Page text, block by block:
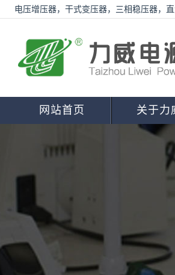
电压增压器，干式变压器，三相稳压器，
网站首页 关于力